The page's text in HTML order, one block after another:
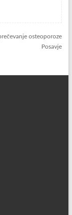
osteoporoze
Posavje